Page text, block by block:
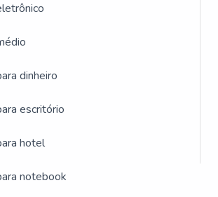
dinheiro
escritório
hotel
notebook
DE IMAGENS